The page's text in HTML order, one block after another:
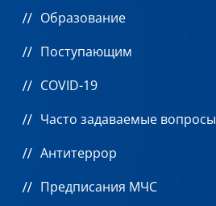
Образование
Поступающим
COVID-19
Часто задаваемые вопросы
Антитеррор
Предписания МЧС